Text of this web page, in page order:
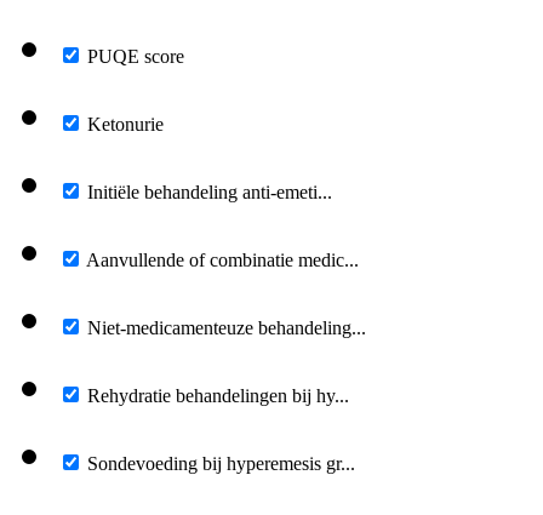
PUQE score
Ketonurie
Initiële behandeling anti-emeti...
Aanvullende of combinatie medic...
Niet-medicamenteuze behandeling...
Rehydratie behandelingen bij hy...
Sondevoeding bij hyperemesis gr...